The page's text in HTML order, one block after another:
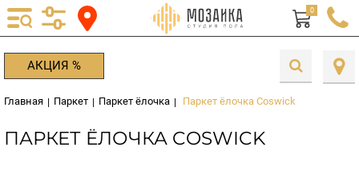
0
АКЦИЯ %
Главная | Паркет | Паркет ёлочка | Паркет ёлочка Coswick
ПАРКЕТ ЁЛОЧКА COSWICK